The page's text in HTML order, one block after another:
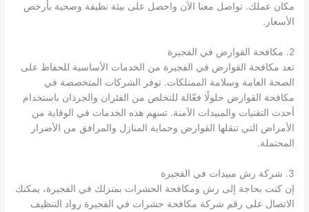
مكان عملك. تواصل معنا الآن واحصل على بيئة نظيفة وصحية بأرخص
الأسعار.
2. مكافحة القوارض في الفجيرة
تعد مكافحة القوارض في الفجيرة من الخدمات الأساسية للحفاظ على
الصحة العامة وسلامة الممتلكات. توفر الشركات المتخصصة في
مكافحة القوارض حلولًا فعّالة للتخلص من الفئران والجرذان باستخدام
أحدث التقنيات والمبيدات الآمنة. تسهم هذه الخدمات في الوقاية من
الأمراض التي تنقلها القوارض وحماية المنازل والمرافق من الأضرار
المحتملة.
3. شركة رش مبيدات في الفجيرة
إن كنت بحاجة إلى رش ومكافحة الحشرات بمنزلك في الفجيرة، يمكنك
الاتصال على رقم شركة مكافحة حشرات في الفجيرة رواد التنظيف